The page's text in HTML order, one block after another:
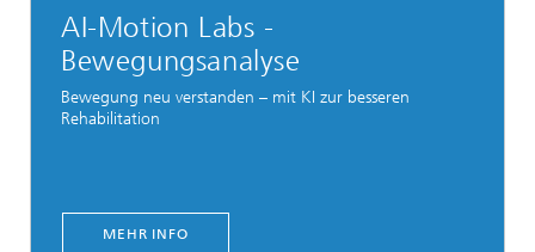
AI-Motion Labs -
Bewegungsanalyse
Bewegung neu verstanden – mit KI zur besseren
Rehabilitation
MEHR INFO